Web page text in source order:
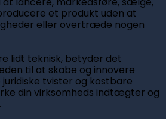
et produkt uden at
eller overtræde nogen
lidt teknisk, betyder det
til at skabe og innovere
tvister og kostbare
din virksomheds indtægter og